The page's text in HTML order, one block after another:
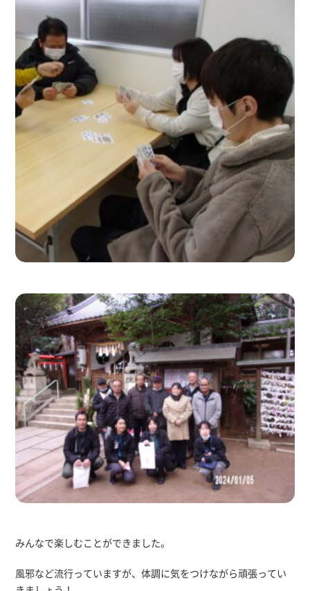
みんなで楽しむことができました。
風邪など流行っていますが、体調に気をつけながら頑張ってい